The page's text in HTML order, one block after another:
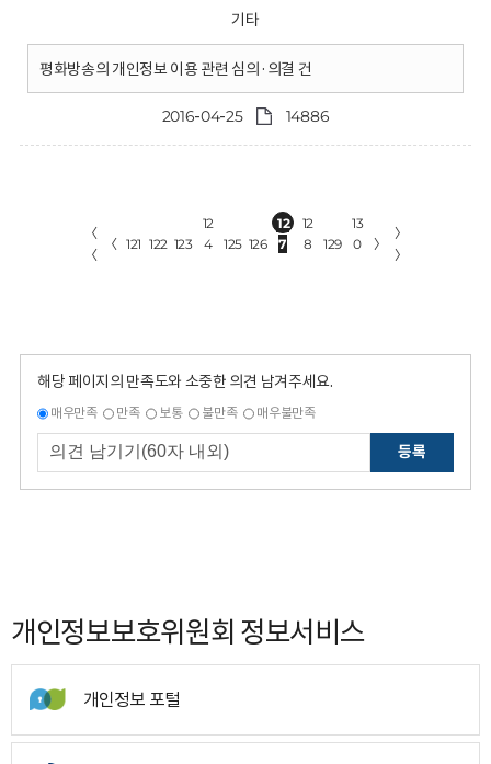
기타
평화방송의 개인정보 이용 관련 심의·의결 건
2016-04-25 14886
〈
〈
〈 121 122 123
12
4
125 126
12
7
12
8
129
13
0
〉
〉
〉
해당 페이지의 만족도와 소중한 의견 남겨주세요.
매우만족 만족 보통 불만족 매우불만족
등록
개인정보보호위원회 정보서비스
개인정보 포털